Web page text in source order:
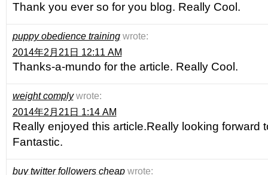
Thank you ever so for you blog. Really Cool.
puppy obedience training wrote:
2014年2月21日 12:11 AM
Thanks-a-mundo for the article. Really Cool.
weight comply wrote:
2014年2月21日 1:14 AM
Really enjoyed this article.Really looking forward
Fantastic.
buy twitter followers cheap wrote: